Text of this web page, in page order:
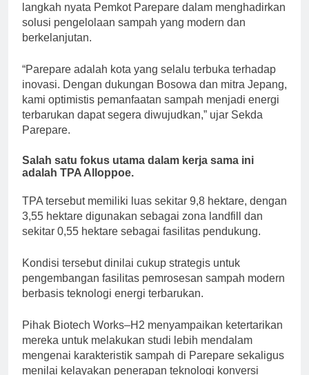
langkah nyata Pemkot Parepare dalam menghadirkan
solusi pengelolaan sampah yang modern dan
berkelanjutan.
“Parepare adalah kota yang selalu terbuka terhadap
inovasi. Dengan dukungan Bosowa dan mitra Jepang,
kami optimistis pemanfaatan sampah menjadi energi
terbarukan dapat segera diwujudkan,” ujar Sekda
Parepare.
Salah satu fokus utama dalam kerja sama ini
adalah TPA Alloppoe.
TPA tersebut memiliki luas sekitar 9,8 hektare, dengan
3,55 hektare digunakan sebagai zona landfill dan
sekitar 0,55 hektare sebagai fasilitas pendukung.
Kondisi tersebut dinilai cukup strategis untuk
pengembangan fasilitas pemrosesan sampah modern
berbasis teknologi energi terbarukan.
Pihak Biotech Works–H2 menyampaikan ketertarikan
mereka untuk melakukan studi lebih mendalam
mengenai karakteristik sampah di Parepare sekaligus
menilai kelayakan penerapan teknologi konversi